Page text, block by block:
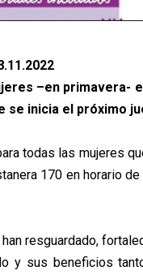
–en primavera-
se inicia el próximo
todas las mujeres
170 en horario
resguardado,
y sus beneficios